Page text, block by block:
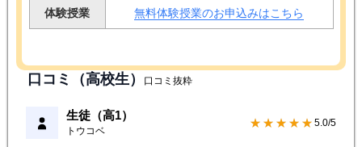
体験授業 無料体験授業のお申込みはこちら
口コミ（高校生） 口コミ抜粋
生徒（高1）
トウコベ
★★★★★ 5.0/5